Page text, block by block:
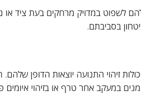
לשפוט במדויק מרחקים בעת ציד או
בסביבתם.
זיהוי התנועה יוצאות הדופן שלהם.
במעקב אחר טרף או בזיהוי איומים